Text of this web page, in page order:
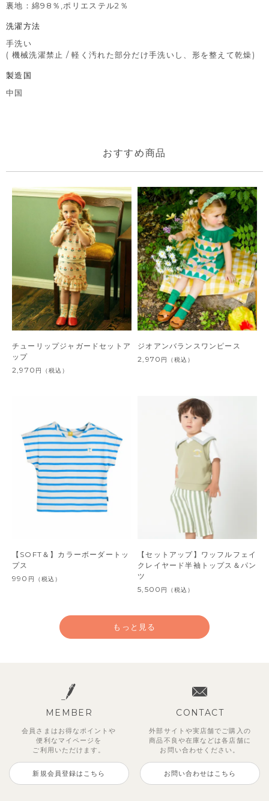
裏地：綿98％,ポリエステル2％
洗濯方法
手洗い
( 機械洗濯禁止 / 軽く汚れた部分だけ手洗いし、形を整えて乾燥)
製造国
中国
おすすめ商品
チューリップジャガードセットア
ップ
2,970 円 （税込）
ジオアンバランスワンピース
2,970 円 （税込）
【SOFT＆】カラーボーダートッ
プス
990 円 （税込）
【セットアップ】ワッフルフェイ
クレイヤード半袖トップス＆パン
ツ
5,500 円 （税込）
もっと見る
MEMBER
会員さまはお得なポイントや
便利な マイページを
ご利用いただけます。
新規会員登録はこちら
CONTACT
外部サイトや実店舗でご購入の
商品不良や在庫などは各店舗に
お問い合わせください。
お問い合わせはこちら